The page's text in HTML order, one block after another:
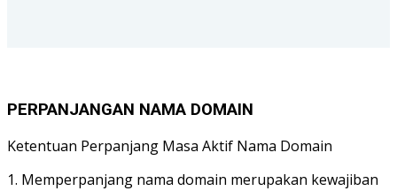
PERPANJANGAN NAMA DOMAIN
Ketentuan Perpanjang Masa Aktif Nama Domain
1. Memperpanjang nama domain merupakan kewajiban